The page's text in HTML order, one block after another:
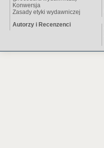
Konwersja
Zasady etyki wydawniczej
Autorzy i Recenzenci